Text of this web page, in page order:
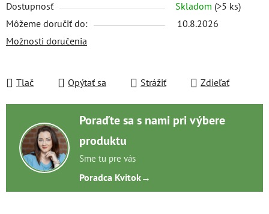
Dostupnosť Skladom (>5 ks)
Môžeme doručiť do:
10.8.2026
Možnosti doručenia
Tlač Opýtať sa Strážiť Zdieľať
Poraďte sa s nami pri výbere
produktu
Sme tu pre vás
Poradca Kvitok→